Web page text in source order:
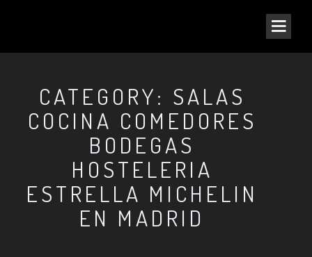
CATEGORY: SALAS
COCINA COMEDORES
BODEGAS
HOSTELERIA
ESTRELLA MICHELIN
EN MADRID